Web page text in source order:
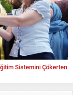
Sistemini Çökerten